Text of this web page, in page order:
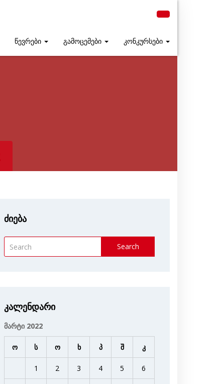
წევრები გამოცემები კონკურსები
ძიება
Search
კალენდარი
მარტი 2022
ო ს ო ხ პ შ კ
1 2 3 4 5 6